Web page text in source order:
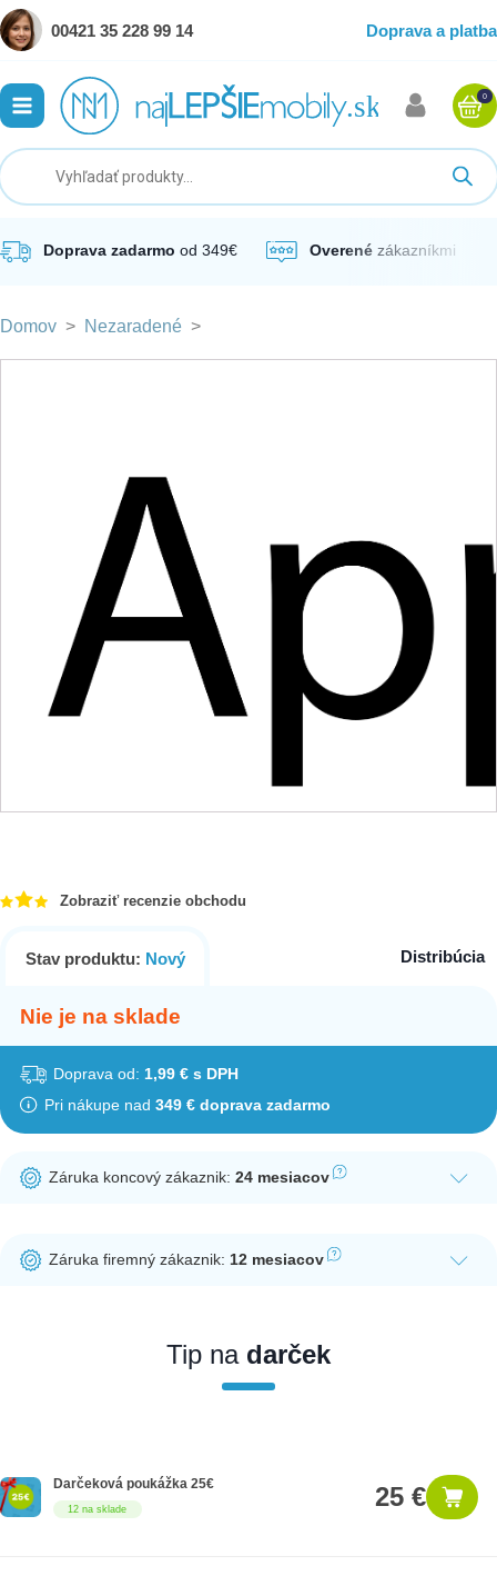
00421 35 228 99 14 Doprava a platba
0
Doprava zadarmo od 349€ Overené zákazníkmi
Domov > Nezaradené >
Zobraziť recenzie obchodu
Stav produktu: Nový Distribúcia
Nie je na sklade
Doprava od:1,99 € s DPH
Pri nákupe nad 349 € doprava zadarmo
Záruka koncový zákaznik:24 mesiacov
potrebná registrácia zákazníckeho účtu.
Záruka firemný zákaznik: 12 mesiacov
nakupovať ako firemný zákazník, musíte sa pred nákupom
registrovať. Registrácia podlieha overeniu.
Tip nadarček
12 na sklade
Darčeková poukážka 25€ 25 €